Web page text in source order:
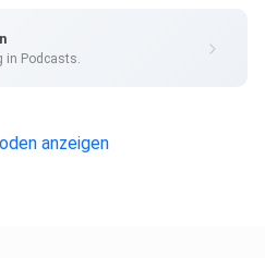
in Podcasts.
anzeigen